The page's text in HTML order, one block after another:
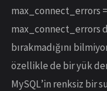
max_connect_errors
max_connect_errors
bırakmadığını
özellikle de bir yük
MySQL’in renksiz bir